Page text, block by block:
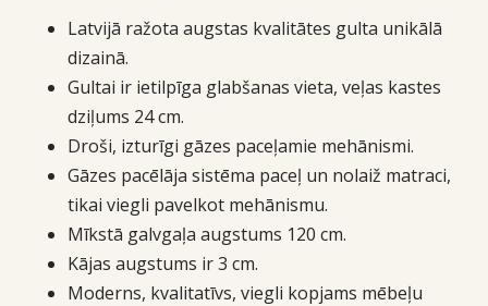
Latvijā ražota augstas kvalitātes gulta unikālā
dizainā.
Gultai ir ietilpīga glabšanas vieta, veļas kastes
dziļums 24 cm.
Droši, izturīgi gāzes paceļamie mehānismi.
Gāzes pacēlāja sistēma paceļ un nolaiž matraci,
tikai viegli pavelkot mehānismu.
Mīkstā galvgaļa augstums 120 cm.
Kājas augstums ir 3 cm.
Moderns, kvalitatīvs, viegli kopjams mēbeļu